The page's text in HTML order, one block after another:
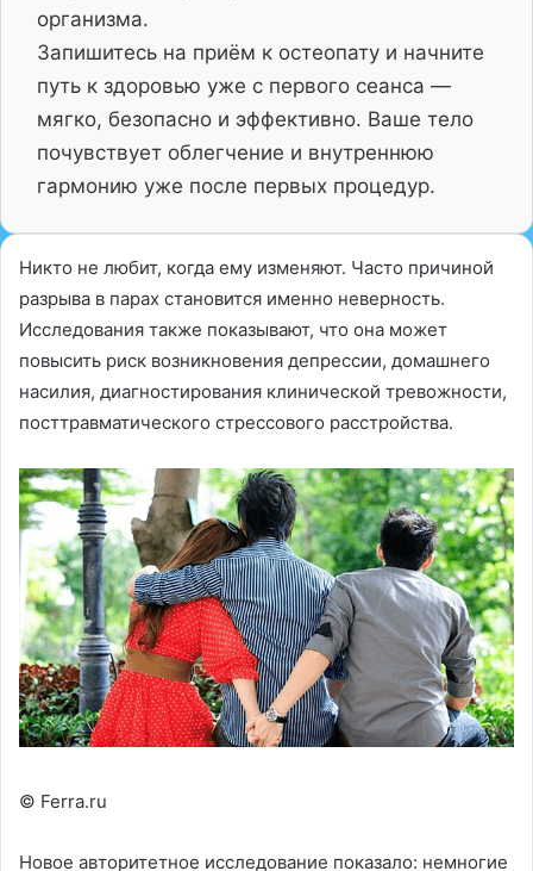
организма.
Запишитесь на приём к остеопату и начните
путь к здоровью уже с первого сеанса —
мягко, безопасно и эффективно. Ваше тело
почувствует облегчение и внутреннюю
гармонию уже после первых процедур.
Никто не любит, когда ему изменяют. Часто причиной
разрыва в парах становится именно неверность.
Исследования также показывают, что она может
повысить риск возникновения депрессии, домашнего
насилия, диагностирования клинической тревожности,
посттравматического стрессового расстройства.
© Ferra.ru
Новое авторитетное исследование показало: немногие